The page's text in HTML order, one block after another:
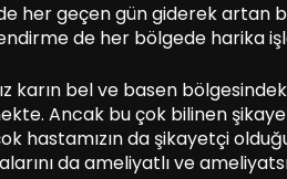
her geçen gün giderek artan
de her bölgede harika
karın bel ve basen
Ancak bu çok bilinen
hastamızın da şikayetçi
da ameliyatlı ve